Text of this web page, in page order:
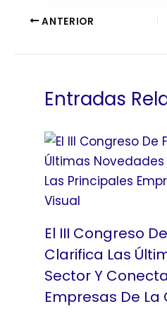
ANTERIOR
Entradas
El III Congreso
Clarifica Las
Sector Y
Empresas De